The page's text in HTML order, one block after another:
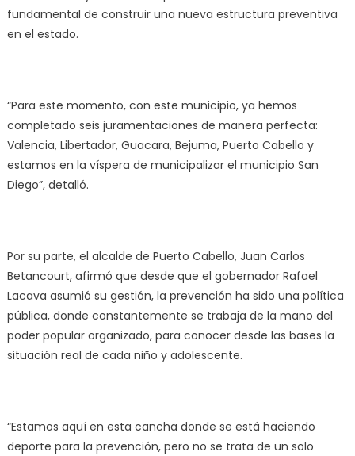
fundamental de construir una nueva estructura preventiva
en el estado.
“Para este momento, con este municipio, ya hemos
completado seis juramentaciones de manera perfecta:
Valencia, Libertador, Guacara, Bejuma, Puerto Cabello y
estamos en la víspera de municipalizar el municipio San
Diego”, detalló.
Por su parte, el alcalde de Puerto Cabello, Juan Carlos
Betancourt, afirmó que desde que el gobernador Rafael
Lacava asumió su gestión, la prevención ha sido una política
pública, donde constantemente se trabaja de la mano del
poder popular organizado, para conocer desde las bases la
situación real de cada niño y adolescente.
“Estamos aquí en esta cancha donde se está haciendo
deporte para la prevención, pero no se trata de un solo